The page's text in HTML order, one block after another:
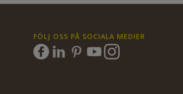
FÖLJ OSS PÅ SOCIALA MEDIER